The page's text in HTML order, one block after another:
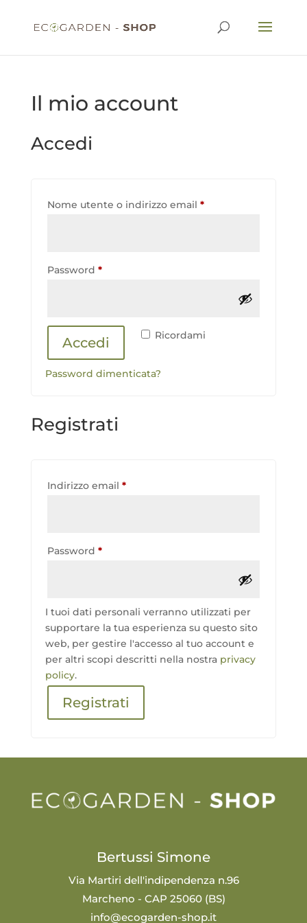
Il mio account
Accedi
Nome utente o indirizzo email *Richiesto
Password *Richiesto
Ricordami
Accedi
Password dimenticata?
Registrati
Indirizzo email *Richiesto
Password *Richiesto
I tuoi dati personali verranno utilizzati per
supportare la tua esperienza su questo sito
web, per gestire l'accesso al tuo account e
per altri scopi descritti nella nostra privacy
policy.
Registrati
Bertussi Simone
Via Martiri dell'indipendenza n.96
Marcheno - CAP 25060 (BS)
info@ecogarden-shop.it